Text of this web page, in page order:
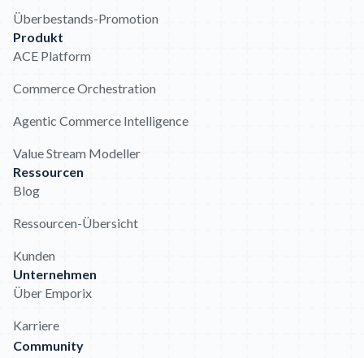
Überbestands-Promotion
Produkt
ACE Platform
Commerce Orchestration
Agentic Commerce Intelligence
Value Stream Modeller
Ressourcen
Blog
Ressourcen-Übersicht
Kunden
Unternehmen
Über Emporix
Karriere
Community